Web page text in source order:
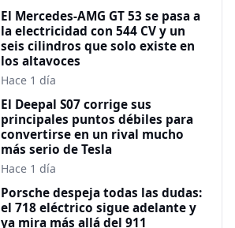
El Mercedes-AMG GT 53 se pasa a
la electricidad con 544 CV y un
seis cilindros que solo existe en
los altavoces
Hace 1 día
El Deepal S07 corrige sus
principales puntos débiles para
convertirse en un rival mucho
más serio de Tesla
Hace 1 día
Porsche despeja todas las dudas:
el 718 eléctrico sigue adelante y
ya mira más allá del 911